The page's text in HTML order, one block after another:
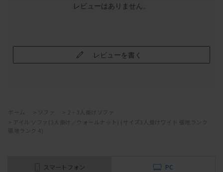
レビューはありません。
レビューを書く
ホーム ソファ
2・3人掛けソファ
アイル ソファ(3人掛け／ウォールナット) (サイズ3人掛けワイド 張地ランク
張地ランク 4)
スマートフォン PC